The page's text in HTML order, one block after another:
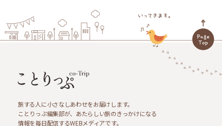
旅する人に小さなしあわせをお届けします。
ことりっぷ編集部が、あたらしい旅のきっかけになる
情報を毎日配信するWEBメディアです。